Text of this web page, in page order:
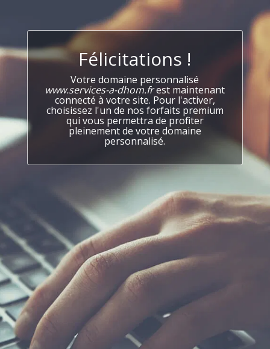
Félicitations !
Votre domaine personnalisé
www.services-a-dhom.frest maintenant
connecté à votre site. Pour l'activer,
choisissez l'un de nos forfaits premium
qui vous permettra de profiter
pleinement de votre domaine
personnalisé.